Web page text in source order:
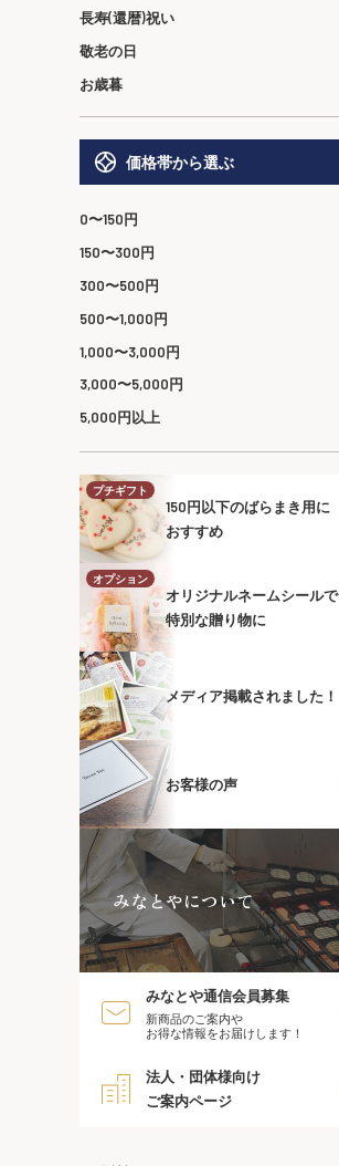
長寿(還暦)祝い
敬老の日
お歳暮
価格帯から選ぶ
0〜150円
150〜300円
300〜500円
500〜1,000円
1,000〜3,000円
3,000〜5,000円
5,000円以上
プチギフト
150円以下のばらまき用に
おすすめ
オプション
オリジナルネームシールで
特別な贈り物に
メディア掲載されました！
お客様の声
みなとやについて
みなとや通信会員募集
新商品のご案内や
お得な情報をお届けします！
法人・団体様向け
ご案内ページ